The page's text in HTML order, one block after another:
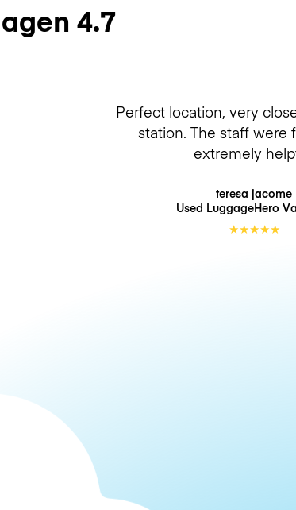
4.7
Perfect location, very
station. The staff were
extremely
teresa jacome
Used LuggageHero
★★★★★